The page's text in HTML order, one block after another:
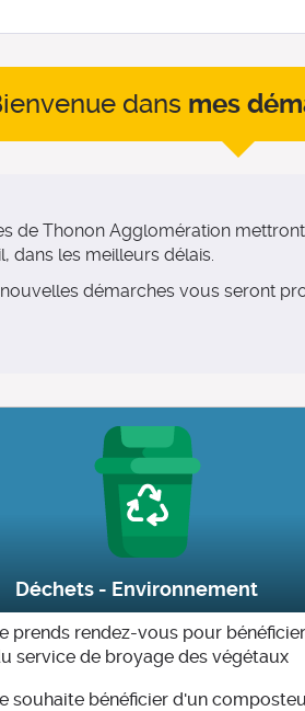
dans mes
de Thonon Agglomération
dans les meilleurs délais.
démarches vous seront
Déchets - Environnement
prends rendez-vous pour bénéficier
service de broyage des végétaux
souhaite bénéficier d'un